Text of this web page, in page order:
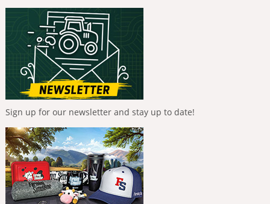
Sign up for our newsletter and stay up to date!